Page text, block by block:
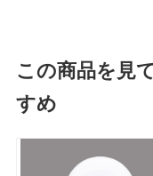
この商品を見
すめ